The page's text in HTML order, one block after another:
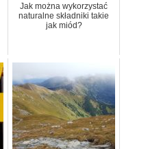
Jak można wykorzystać
naturalne składniki takie
jak miód?